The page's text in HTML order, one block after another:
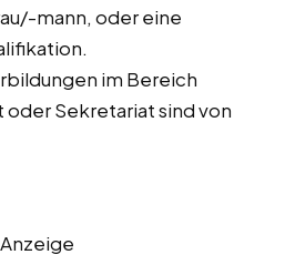
mann, oder eine
im Bereich
Sekretariat sind von
Anzeige